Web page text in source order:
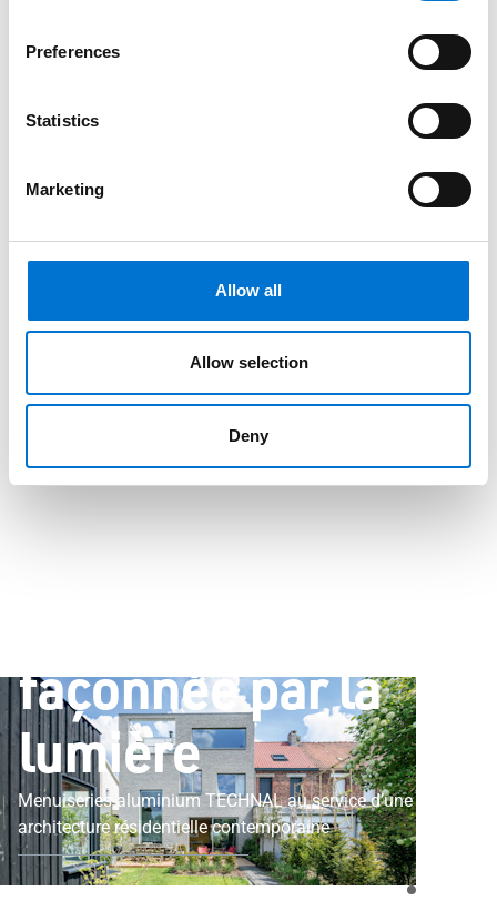
Preferences
Statistics
Marketing
Allow all
Allow selection
Deny
Blog 4114
Constructions
Maison Toi à
façonnée par la
lumière
Menuiseries aluminium TECHNAL au service d’une
architecture résidentielle contemporaine